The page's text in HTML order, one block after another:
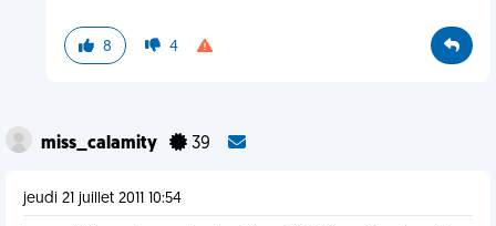
8 4
miss_calamity 39
jeudi 21 juillet 2011 10:54